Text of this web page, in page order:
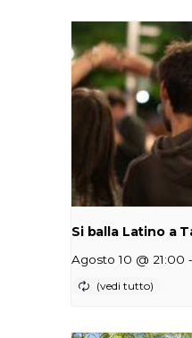
Si balla Latino a
Agosto 10 @ 21:00 -